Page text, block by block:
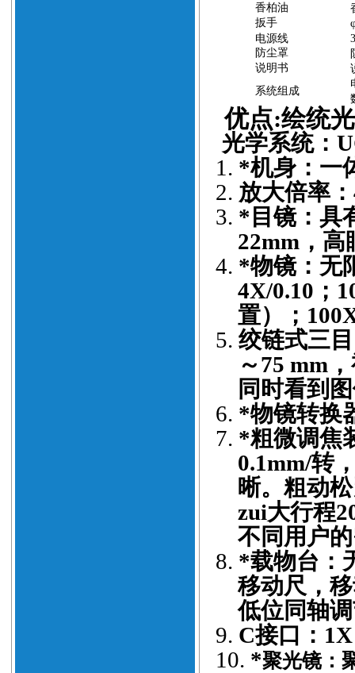
香柏油
扳手
电源线
防尘罩
说明书
系统组成
优点:绘统
光学系统：
1. *机身：一
2. 放大倍率
3. *目镜：具
22mm， 高
4. *物镜： 无
4X/0.10；
置）；
5. 绞链式三
～75 mm，
同时看到
6. *物镜转换
7. *粗微调焦
0.1mm/转
晰。 粗动
zui大行程
不同用户
8. *载物台：
移动尺，
低位同轴
9. C接口：
10. *聚光镜：